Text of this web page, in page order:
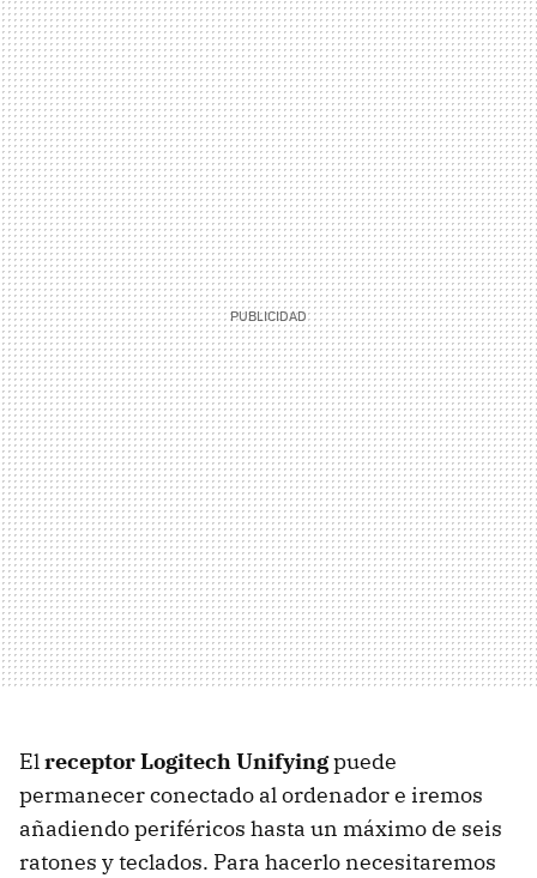
Elreceptor Logitech Unifyingpuede
permanecer conectado al ordenador e iremos
añadiendo periféricos hasta un máximo de seis
ratones y teclados. Para hacerlo necesitaremos